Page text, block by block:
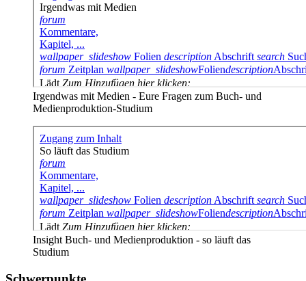
Irgendwas mit Medien - Eure Fragen zum Buch- und
Medienproduktion-Studium
Insight Buch- und Medienproduktion - so läuft das
Studium